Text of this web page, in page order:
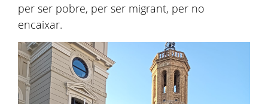
per ser pobre, per ser migrant, per no
encaixar.